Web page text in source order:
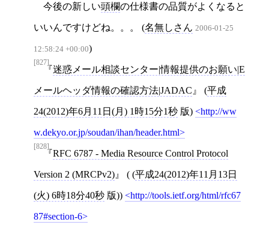
今後の新しい頭欄の仕様書の品質がよくなると
いいんですけどね。。。 (名無しさん 2006-01-25
12:58:24 +00:00)
[827]
迷惑メール相談センター|情報提供のお願い|E
メールヘッダ情報の確認方法|JADAC (平成
24(2012)年6月11日(月) 1時15分1秒 版) http://ww
w.dekyo.or.jp/soudan/ihan/header.html
[828]
RFC 6787 - Media Resource Control Protocol
Version 2 (MRCPv2) ( (平成24(2012)年11月13日
(火) 6時18分40秒 版)) http://tools.ietf.org/html/rfc67
87#section-6